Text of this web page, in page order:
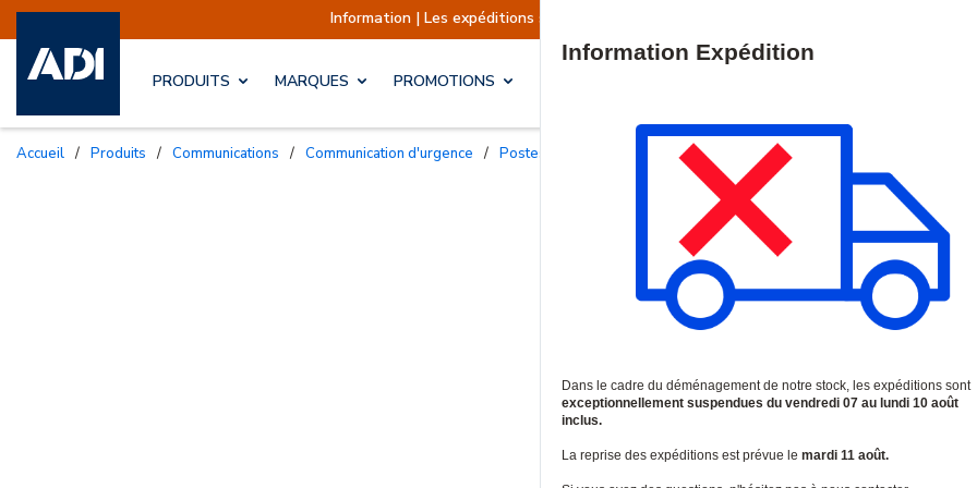
Information | Les expéditions sont actuellement suspendues Reprise prévue le
PRODUITS MARQUES PROMOTIONS
Accueil / Produits / Communications / Communication d'urgence / Postes d'appel d'urgence